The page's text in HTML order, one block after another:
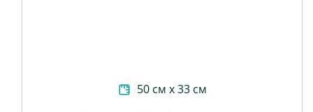
50 см х 33 см